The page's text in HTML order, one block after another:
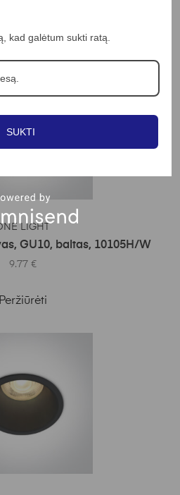
Į KREPŠELĮ
LIGHT
GU10, baltas, 10105H/W
9.77 €
Peržiūrėti
kad galėtum sukti ratą.
SUKTI